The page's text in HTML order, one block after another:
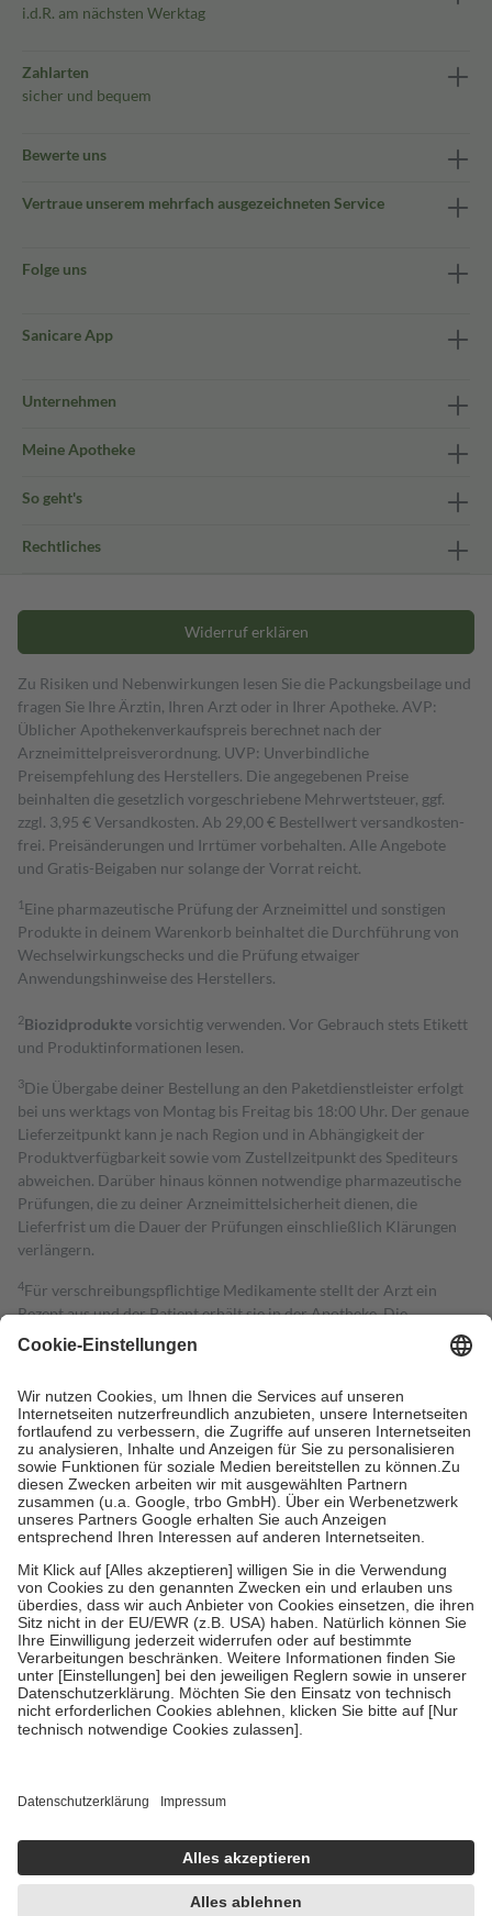
i.d.R. am nächsten Werktag
Zahlarten
sicher und bequem
Bewerte uns
Vertraue unserem mehrfach ausgezeichneten Service
Folge uns
Sanicare App
Unternehmen
Meine Apotheke
So geht's
Rechtliches
Widerruf erklären
Zu Risiken und Nebenwirkungen lesen Sie die Packungsbeilage und
fragen Sie Ihre Ärztin, Ihren Arzt oder in Ihrer Apotheke. AVP:
Üblicher Apothekenverkaufspreis berechnet nach der
Arzneimittelpreisverordnung. UVP: Unverbindliche
Preisempfehlung des Herstellers. Die angegebenen Preise
beinhalten die gesetzlich vorgeschriebene Mehrwertsteuer, ggf.
zzgl. 3,95 € Versandkosten. Ab 29,00 € Bestell­wert versand­kosten­
frei. Preisänderungen und Irrtümer vorbehalten. Alle Angebote
und Gratis-Beigaben nur solange der Vorrat reicht.
1 Eine pharmazeutische Prüfung der Arzneimittel und sonstigen
Produkte in deinem Warenkorb beinhaltet die Durchführung von
Wechselwirkungschecks und die Prüfung etwaiger
Anwendungshinweise des Herstellers.
2Biozidproduktevorsichtig verwenden. Vor Gebrauch stets Etikett
und Produktinformationen lesen.
3Die Übergabe deiner Bestellung an den Paketdienstleister erfolgt
bei uns werktags von Montag bis Freitag bis 18:00 Uhr. Der genaue
Lieferzeitpunkt kann je nach Region und in Abhängigkeit der
Produktverfügbarkeit sowie vom Zustellzeitpunkt des Spediteurs
abweichen. Darüber hinaus können notwendige pharmazeutische
Prüfungen, die zu deiner Arzneimittelsicherheit dienen, die
Lieferfrist um die Dauer der Prüfungen einschließlich Klärungen
verlängern.
4Für verschreibungspflichtige Medikamente stellt der Arzt ein
Rezept aus und der Patient erhält sie in der Apotheke. Die
gesetzliche Krankenversicherung übernimmt in der Regel die
Kosten dafür, der Versicherte trägt einen Teil davon als Zuzahlung
Grundsätzlich leisten Mitglieder Zuzahlungen in Höhe von zehn
Prozent des Abgabepreises,mindestens jedochfünf Euround
höchstens zehn Euro.Es sind jedoch nie mehr als die tatsächlichen
Kosten der Leistung zu entrichten.
Diese Regeln gelten grundsätzlich auch für Online-Apotheken.
Bei Heilmitteln und häuslicher Krankenpflege beträgt die
Zuzahlung zehn Prozent der Kosten sowie zehn Euro je
Verordnung.
Um das Engagement der Versicherten für ihre eigene Gesundheit zu
stärken und die besondere Stellung der Familie zu unterstützen,
fallenkeine Zuzahlungenan bei:
• Kindern und Jugendlichen bis zum vollendeten 18. Lebensjahr
mit Ausnahme der Fahrkosten
• Untersuchungen zur Vorsorge und Früherkennung, die von der
GKV getragen werden
Einholung von Bewertungen. Trusted Shops hat Maßnahmen
getroffen, um sicherzustellen, dass es sich um echte Bewertungen
handelt. Mehr Informationen findest du hier:
https://help.etrusted.com/hc/de/articles/4419944605341